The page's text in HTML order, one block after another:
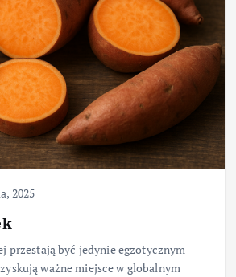
2025
przestają być jedynie egzotycznym
ważne miejsce w globalnym